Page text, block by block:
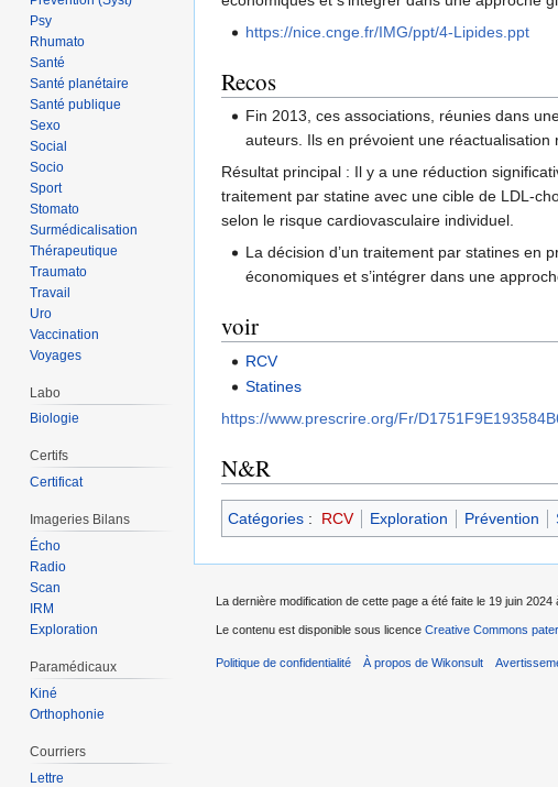
https://nice.cnge.fr/IMG/ppt/4-Lipides.ppt
Recos
Fin 2013, ces associations, réunies dans
auteurs. Ils en prévoient une réactualisation
Résultat principal : Il y a une réduction
traitement par statine avec une cible de LDL-
selon le risque cardiovasculaire individuel.
La décision d’un traitement par statines en
économiques et s’intégrer dans une
voir
RCV
Statines
https://www.prescrire.org/Fr/
N&R
Catégories : RCV Exploration Prévention
Psy
Rhumato
Santé
Santé planétaire
Santé publique
Sexo
Social
Socio
Sport
Stomato
Surmédicalisation
Thérapeutique
Traumato
Travail
Uro
Vaccination
Voyages
Labo
Biologie
Certifs
Certificat
Imageries Bilans
Écho
Radio
Scan
IRM
Exploration
Paramédicaux
Kiné
Orthophonie
Courriers
Lettre
La dernière modification de cette page a été faite le 19 juin 2024
Le contenu est disponible sous licence Creative Commons
Politique de confidentialité À propos de Wikonsult